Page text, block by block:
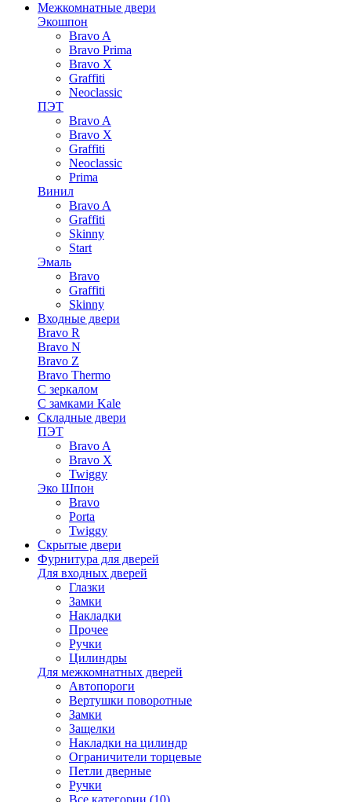
Межкомнатные двери
Экошпон
Bravo A
Bravo Prima
Bravo X
Graffiti
Neoclassic
ПЭТ
Bravo A
Bravo X
Graffiti
Neoclassic
Prima
Винил
Bravo A
Graffiti
Skinny
Start
Эмаль
Bravo
Graffiti
Skinny
Входные двери
Bravo R
Bravo N
Bravo Z
Bravo Thermo
С зеркалом
С замками Kale
Складные двери
ПЭТ
Bravo A
Bravo X
Twiggy
Эко Шпон
Bravo
Porta
Twiggy
Скрытые двери
Фурнитура для дверей
Для входных дверей
Глазки
Замки
Накладки
Прочее
Ручки
Цилиндры
Для межкомнатных дверей
Автопороги
Вертушки поворотные
Замки
Защелки
Накладки на цилиндр
Ограничители торцевые
Петли дверные
Ручки
Все категории (10)